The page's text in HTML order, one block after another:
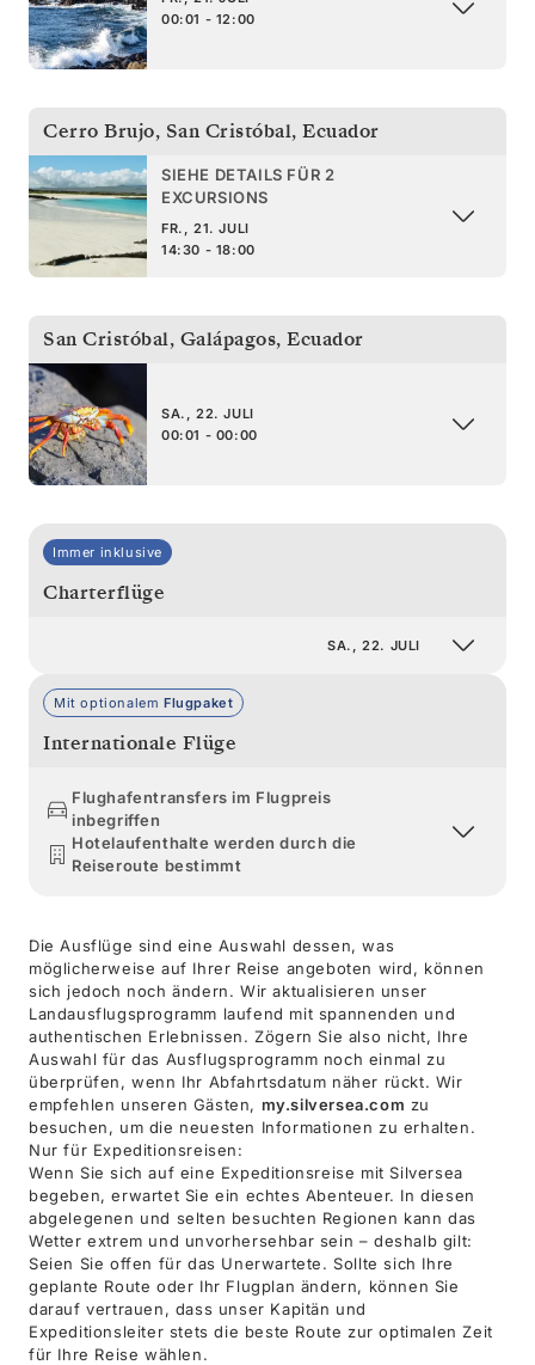
00:01 - 12:00
Cerro Brujo, San Cristóbal, Ecuador
SIEHE DETAILS FÜR 2
EXCURSIONS
FR., 21. JULI
14:30 - 18:00
San Cristóbal, Galápagos, Ecuador
SA., 22. JULI
00:01 - 00:00
Immer inklusive
Charterflüge
SA., 22. JULI
Mit optionalem Flugpaket
Internationale Flüge
Flughafentransfers im Flugpreis
inbegriffen
Hotelaufenthalte werden durch die
Reiseroute bestimmt
Die Ausflüge sind eine Auswahl dessen, was
möglicherweise auf Ihrer Reise angeboten wird, können
sich jedoch noch ändern. Wir aktualisieren unser
Landausflugsprogramm laufend mit spannenden und
authentischen Erlebnissen. Zögern Sie also nicht, Ihre
Auswahl für das Ausflugsprogramm noch einmal zu
überprüfen, wenn Ihr Abfahrtsdatum näher rückt. Wir
empfehlen unseren Gästen, my.silversea.com zu
besuchen, um die neuesten Informationen zu erhalten.
Nur für Expeditionsreisen:
Wenn Sie sich auf eine Expeditionsreise mit Silversea
begeben, erwartet Sie ein echtes Abenteuer. In diesen
abgelegenen und selten besuchten Regionen kann das
Wetter extrem und unvorhersehbar sein – deshalb gilt:
Seien Sie offen für das Unerwartete. Sollte sich Ihre
geplante Route oder Ihr Flugplan ändern, können Sie
darauf vertrauen, dass unser Kapitän und
Expeditionsleiter stets die beste Route zur optimalen Zeit
für Ihre Reise wählen.